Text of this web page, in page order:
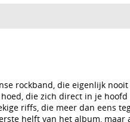
rockband, die eigenlijk
die zich direct in je
riffs, die meer dan eens
helft van het album, maar